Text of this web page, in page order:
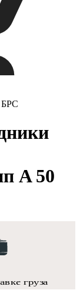
БРС
A 50